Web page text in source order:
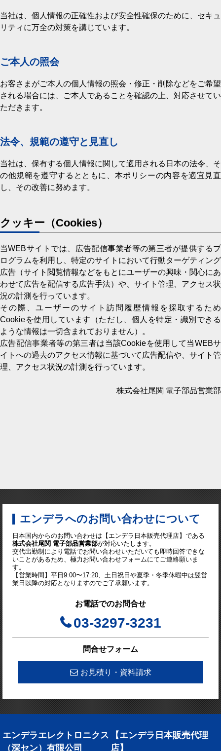
当社は、個人情報の正確性および安全性確保のために、セキュ
リティに万全の対策を講じています。
ご本人の照会
お客さまがご本人の個人情報の照会・修正・削除などをご希望
される場合には、ご本人であることを確認の上、対応させてい
ただきます。
法令、規範の遵守と見直し
当社は、保有する個人情報に関して適用される日本の法令、そ
の他規範を遵守するとともに、本ポリシーの内容を適宜見直
し、その改善に努めます。
クッキー（Cookies）
当WEBサイトでは、広告配信事業者等の第三者が提供するプ
ログラムを利用し、特定のサイトにおいて行動ターゲティング
広告（サイト閲覧情報などをもとにユーザーの興味・関心にあ
わせて広告を配信する広告手法）や、サイト管理、アクセス状
況の計測を行っています。
その際、ユーザーのサイト訪問履歴情報を採取するため
Cookieを使用しています（ただし、個人を特定・識別できる
ような情報は一切含まれておりません）。
広告配信事業者等の第三者は当該Cookieを使用して当WEBサ
イトへの過去のアクセス情報に基づいて広告配信や、サイト管
理、アクセス状況の計測を行っています。
株式会社尾関 電子部品営業部
エンデラへのお問い合わせについて
日本国内からのお問い合わせは【エンデラ日本販売代理店】である
株式会社尾関 電子部品営業部が対応いたします。
交代出勤制により電話でお問い合わせいただいても即時回答できな
いことがあるため、極力お問い合わせフォームにてご連絡願いま
す。
【営業時間】平日9:00〜17:20、土日祝日や夏季・冬季休暇中は翌営
業日以降の対応となりますのでご了承願います。
お電話でのお問合せ
03-3297-3231
問合せフォーム
お見積り・資料請求
エンデラエレクトロニクス
（深セン）有限公司
【エンデラ日本販売代理
店】